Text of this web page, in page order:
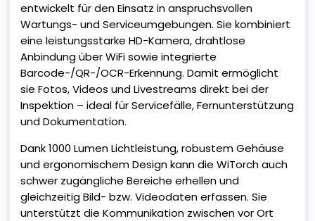
entwickelt für den Einsatz in anspruchsvollen
Wartungs- und Serviceumgebungen. Sie kombiniert
eine leistungsstarke HD-Kamera, drahtlose
Anbindung über WiFi sowie integrierte
Barcode-/QR-/OCR-Erkennung. Damit ermöglicht
sie Fotos, Videos und Livestreams direkt bei der
Inspektion – ideal für Servicefälle, Fernunterstützung
und Dokumentation.
Dank 1000 Lumen Lichtleistung, robustem Gehäuse
und ergonomischem Design kann die WiTorch auch
schwer zugängliche Bereiche erhellen und
gleichzeitig Bild- bzw. Videodaten erfassen. Sie
unterstützt die Kommunikation zwischen vor Ort